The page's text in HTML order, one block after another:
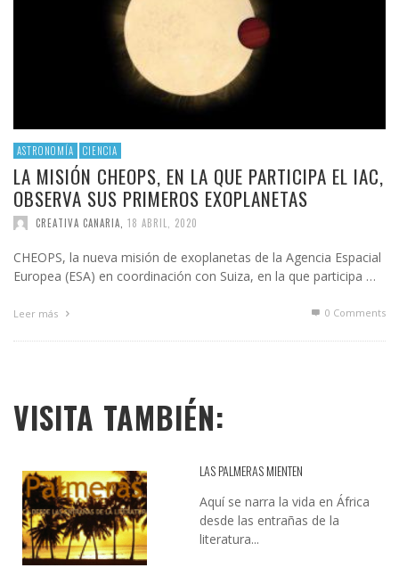
ASTRONOMÍA CIENCIA
LA MISIÓN CHEOPS, EN LA QUE PARTICIPA EL IAC,
OBSERVA SUS PRIMEROS EXOPLANETAS
CREATIVA CANARIA 18 ABRIL, 2020
CHEOPS, la nueva misión de exoplanetas de la Agencia Espacial
Europea (ESA) en coordinación con Suiza, en la que participa …
Leer más 0 Comments
VISITA TAMBIÉN:
LAS PALMERAS MIENTEN
Aquí se narra la vida en África
desde las entrañas de la
literatura...